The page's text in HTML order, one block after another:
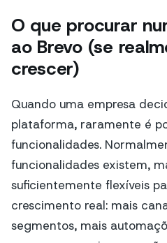
O que procurar
ao Brevo (se
crescer)
Quando uma empresa
plataforma, raramente é
funcionalidades.
funcionalidades existem,
suficientemente flexíveis
crescimento real: mais
segmentos, mais